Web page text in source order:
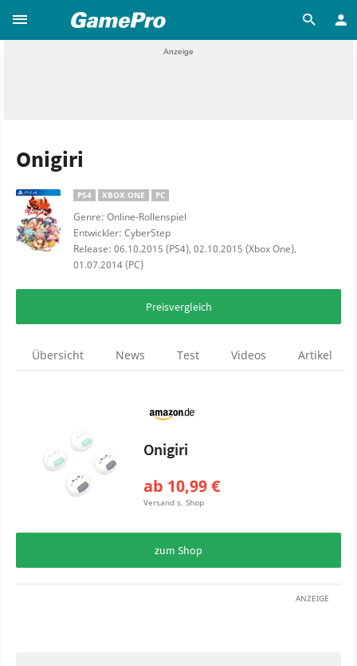
Onigiri
PS4 XBOX ONE PC
Genre: Online-Rollenspiel
Entwickler: CyberStep
Release: 06.10.2015 (PS4), 02.10.2015 (Xbox One),
01.07.2014 (PC)
Preisvergleich
Übersicht News Test Videos Artikel
Onigiri
ab 10,99 €
Versand s. Shop
zum Shop
ANZEIGE